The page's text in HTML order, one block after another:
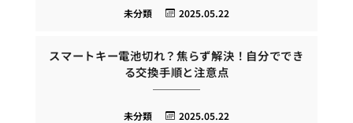
2025.05.22
未分類
スマートキー電池切れ？焦らず解決！自分ででき
る交換手順と注意点
2025.05.22
未分類